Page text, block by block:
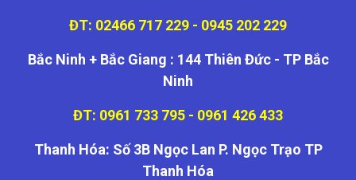
ĐT: 02466 717 229 - 0945 202 229
Bắc Ninh + Bắc Giang : 144 Thiên Đức - TP Bắc
Ninh
ĐT: 0961 733 795 - 0961 426 433
Thanh Hóa: Số 3B Ngọc Lan P. Ngọc Trạo TP
Thanh Hóa